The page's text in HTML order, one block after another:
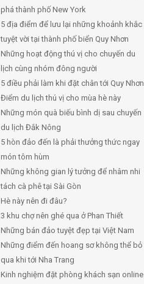
phá thành phố New York
5 địa điểm để lưu lại những khoảnh khắc
tuyệt vời tại thành phố biển Quy Nhơn
Những hoạt động thú vị cho chuyến du
lịch cùng nhóm đông người
5 điều phải làm khi đặt chân tới Quy Nhơn
Điểm du lịch thú vị cho mùa hè này
Những món quà biếu bình dị sau chuyến
du lịch Đắk Nông
5 hòn đảo đến là phải thưởng thức ngay
món tôm hùm
Những không gian lý tưởng để nhâm nhi
tách cà phê tại Sài Gòn
Hè này nên đi đâu?
3 khu chợ nên ghé qua ở Phan Thiết
Những bán đảo tuyệt đẹp tại Việt Nam
Những điểm đến hoang sơ không thể bỏ
qua khi tới Nha Trang
Kinh nghiệm đặt phòng khách sạn online